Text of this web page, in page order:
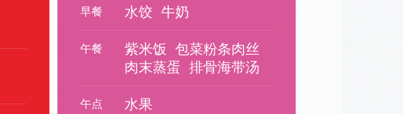
早餐 水饺 牛奶
午餐 紫米饭 包菜粉条肉丝
肉末蒸蛋 排骨海带汤
午点 水果